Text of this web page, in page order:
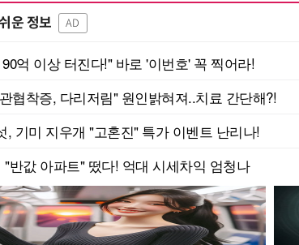
운 정보 AD